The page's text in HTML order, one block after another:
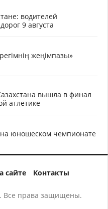
водителей
9 августа
жеңімпазы»
вышла в финал
атлетике
на юношеском чемпионате
сайте Контакты
Все права защищены.